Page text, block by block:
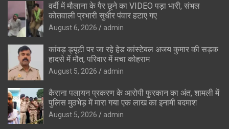
वर्दी में मौलाना के पैर छूने का VIDEO पड़ा भारी, संभल
कोतवाली प्रभारी सुधीर पंवार हटाए गए
August 6, 2026 admin
कांवड़ ड्यूटी पर जा रहे हेड कांस्टेबल अजय कुमार की सड़क
हादसे में मौत, परिवार में मचा कोहराम
August 5, 2026 admin
कैराना पलायन प्रकरण के आरोपी फुरकान का अंत, शामली में
पुलिस मुठभेड़ में मारा गया एक लाख का इनामी बदमाश
August 5, 2026 admin